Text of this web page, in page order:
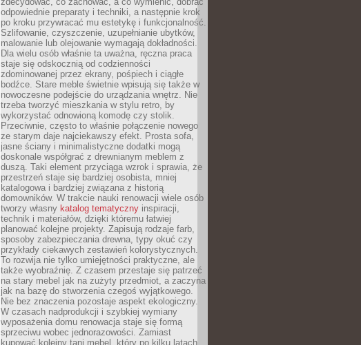
odpowiednie preparaty i techniki, a następnie krok
po kroku przywracać mu estetykę i funkcjonalność.
Szlifowanie, czyszczenie, uzupełnianie ubytków,
malowanie lub olejowanie wymagają dokładności.
Dla wielu osób właśnie ta uważna, ręczna praca
staje się odskocznią od codzienności
zdominowanej przez ekrany, pośpiech i ciągłe
bodźce. Stare meble świetnie wpisują się także w
nowoczesne podejście do urządzania wnętrz. Nie
trzeba tworzyć mieszkania w stylu retro, by
wykorzystać odnowioną komodę czy stolik.
Przeciwnie, często to właśnie połączenie nowego
ze starym daje najciekawszy efekt. Prosta sofa,
jasne ściany i minimalistyczne dodatki mogą
doskonale współgrać z drewnianym meblem z
duszą. Taki element przyciąga wzrok i sprawia, że
przestrzeń staje się bardziej osobista, mniej
katalogowa i bardziej związana z historią
domowników. W trakcie nauki renowacji wiele osób
tworzy własny katalog tematyczny inspiracji,
technik i materiałów, dzięki któremu łatwiej
planować kolejne projekty. Zapisują rodzaje farb,
sposoby zabezpieczania drewna, typy okuć czy
przykłady ciekawych zestawień kolorystycznych.
To rozwija nie tylko umiejętności praktyczne, ale
także wyobraźnię. Z czasem przestaje się patrzeć
na stary mebel jak na zużyty przedmiot, a zaczyna
jak na bazę do stworzenia czegoś wyjątkowego.
Nie bez znaczenia pozostaje aspekt ekologiczny.
W czasach nadprodukcji i szybkiej wymiany
wyposażenia domu renowacja staje się formą
sprzeciwu wobec jednorazowości. Zamiast
kupować kolejny tani mebel, który po kilku latach